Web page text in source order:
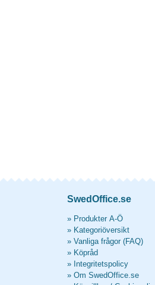
SwedOffice.se
» Produkter A-Ö
» Kategoriöversikt
» Vanliga frågor (FAQ)
» Köpråd
» Integritetspolicy
» Om SwedOffice.se